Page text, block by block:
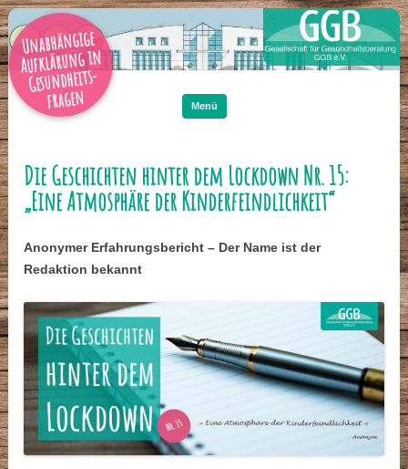
Unabhängige
Aufklärung in
Gesundheits-
fragen Menü
Die Geschichten hinter dem Lockdown Nr. 15:
„Eine Atmosphäre der Kinderfeindlichkeit“
Anonymer Erfahrungsbericht – Der Name ist der
Redaktion bekannt